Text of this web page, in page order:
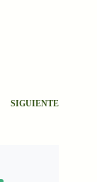
SIGUIENTE